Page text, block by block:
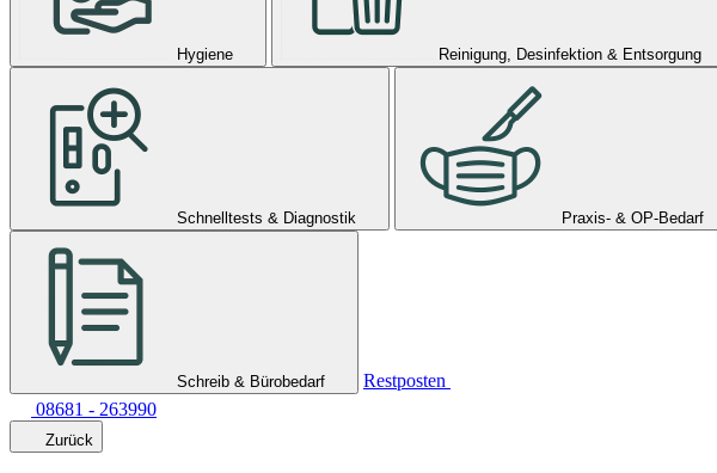
Hygiene Reinigung, Desinfektion & Entsorgung
Schnelltests & Diagnostik Praxis- & OP-Bedarf
Schreib & Bürobedarf
Restposten
08681 - 263990
Zurück